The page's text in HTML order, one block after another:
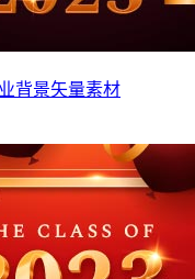
背景矢量素材